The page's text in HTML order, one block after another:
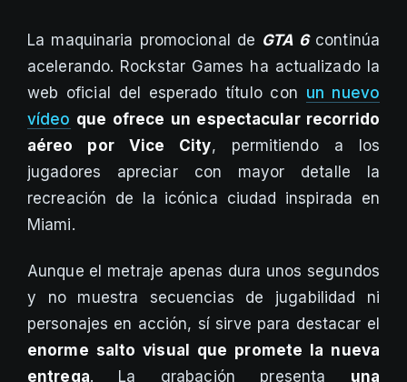
La maquinaria promocional de GTA 6continúa
acelerando. Rockstar Games ha actualizado la
web oficial del esperado título con un nuevo
vídeo que ofrece un espectacular recorrido
aéreo por Vice City, permitiendo a los
jugadores apreciar con mayor detalle la
recreación de la icónica ciudad inspirada en
Miami.
Aunque el metraje apenas dura unos segundos
y no muestra secuencias de jugabilidad ni
personajes en acción, sí sirve para destacar el
enorme salto visual que promete la nueva
entrega. La grabación presenta una